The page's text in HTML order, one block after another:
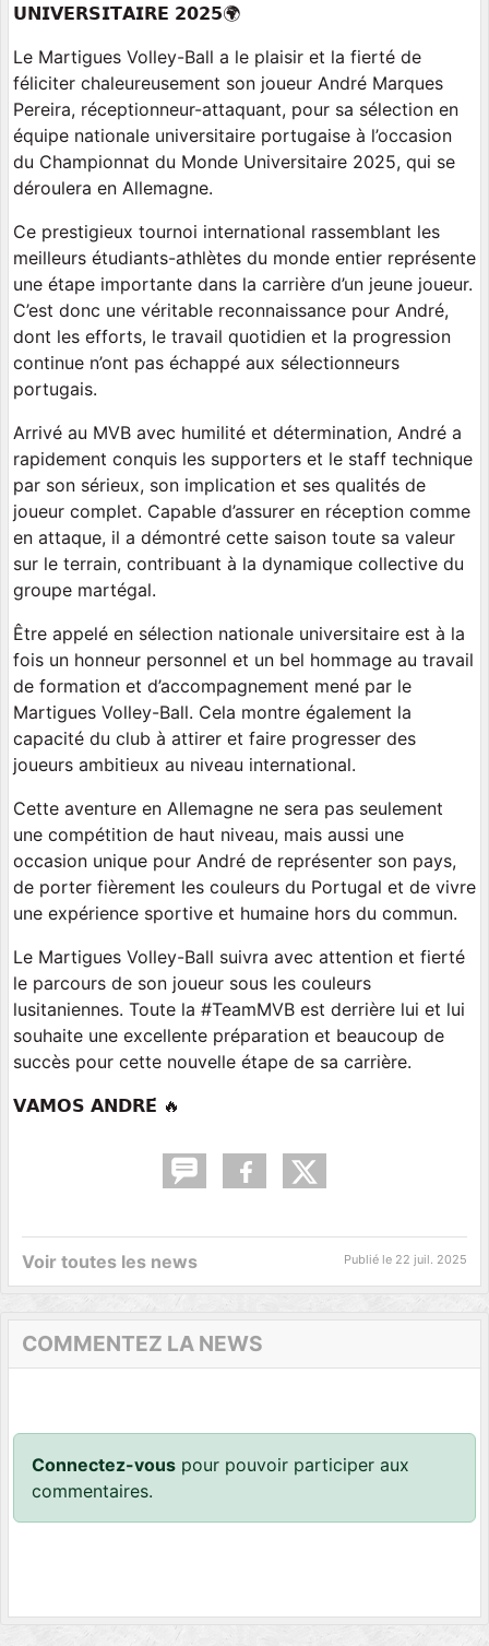
𝗨𝗡𝗜𝗩𝗘𝗥𝗦𝗜𝗧𝗔𝗜𝗥𝗘 𝟮𝟬𝟮𝟱🌍
Le Martigues Volley-Ball a le plaisir et la fierté de
féliciter chaleureusement son joueur André Marques
Pereira, réceptionneur-attaquant, pour sa sélection en
équipe nationale universitaire portugaise à l’occasion
du Championnat du Monde Universitaire 2025, qui se
déroulera en Allemagne.
Ce prestigieux tournoi international rassemblant les
meilleurs étudiants-athlètes du monde entier représente
une étape importante dans la carrière d’un jeune joueur.
C’est donc une véritable reconnaissance pour André,
dont les efforts, le travail quotidien et la progression
continue n’ont pas échappé aux sélectionneurs
portugais.
Arrivé au MVB avec humilité et détermination, André a
rapidement conquis les supporters et le staff technique
par son sérieux, son implication et ses qualités de
joueur complet. Capable d’assurer en réception comme
en attaque, il a démontré cette saison toute sa valeur
sur le terrain, contribuant à la dynamique collective du
groupe martégal.
Être appelé en sélection nationale universitaire est à la
fois un honneur personnel et un bel hommage au travail
de formation et d’accompagnement mené par le
Martigues Volley-Ball. Cela montre également la
capacité du club à attirer et faire progresser des
joueurs ambitieux au niveau international.
Cette aventure en Allemagne ne sera pas seulement
une compétition de haut niveau, mais aussi une
occasion unique pour André de représenter son pays,
de porter fièrement les couleurs du Portugal et de vivre
une expérience sportive et humaine hors du commun.
Le Martigues Volley-Ball suivra avec attention et fierté
le parcours de son joueur sous les couleurs
lusitaniennes. Toute la #TeamMVB est derrière lui et lui
souhaite une excellente préparation et beaucoup de
succès pour cette nouvelle étape de sa carrière.
𝗩𝗔𝗠𝗢𝗦 𝗔𝗡𝗗𝗥𝗘́ 🔥
Voir toutes les news Publié le 22 juil. 2025
COMMENTEZ LA NEWS
Connectez-vous pour pouvoir participer aux
commentaires.